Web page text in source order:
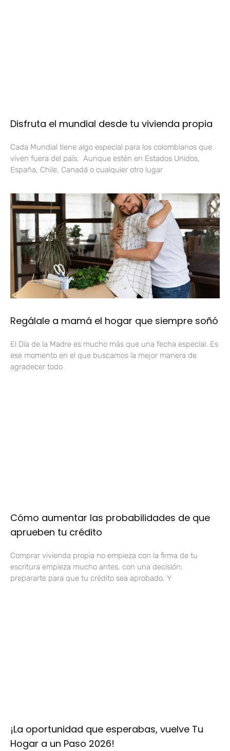
Disfruta el mundial desde tu vivienda propia
Cada Mundial tiene algo especial para los colombianos que
viven fuera del país. Aunque estén en Estados Unidos,
España, Chile, Canadá o cualquier otro lugar
Regálale a mamá el hogar que siempre soñó
El Día de la Madre es mucho más que una fecha especial. Es
ese momento en el que buscamos la mejor manera de
agradecer todo
Cómo aumentar las probabilidades de que
aprueben tu crédito
Comprar vivienda propia no empieza con la firma de tu
escritura empieza mucho antes, con una decisión:
prepararte para que tu crédito sea aprobado. Y
¡La oportunidad que esperabas, vuelve Tu
Hogar a un Paso 2026!